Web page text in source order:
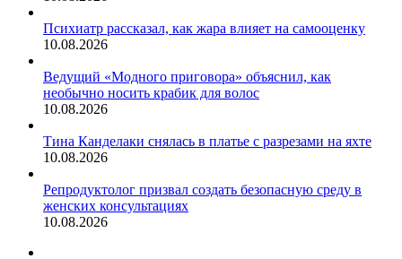
Психиатр рассказал, как жара влияет на самооценку
10.08.2026
Ведущий «Модного приговора» объяснил, как
необычно носить крабик для волос
10.08.2026
Тина Канделаки снялась в платье с разрезами на яхте
10.08.2026
Репродуктолог призвал создать безопасную среду в
женских консультациях
10.08.2026